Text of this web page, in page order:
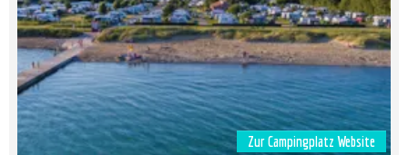
Zur Campingplatz Website